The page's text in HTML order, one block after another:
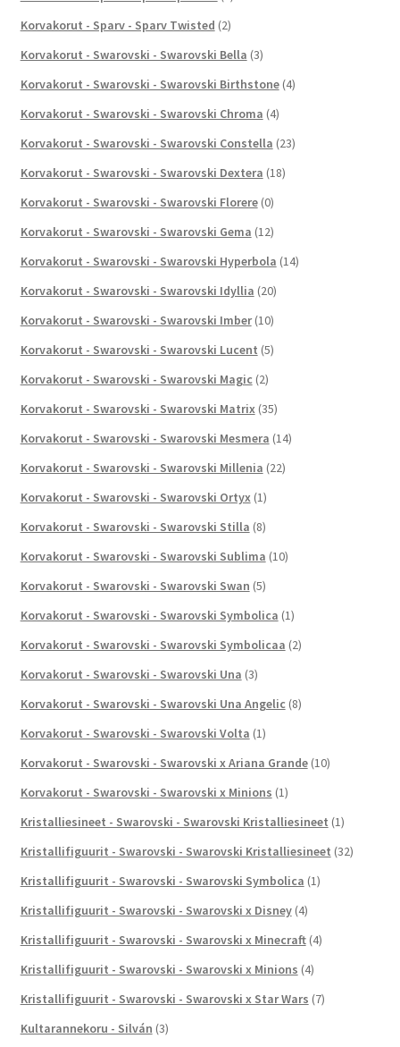
Korvakorut - Sparv - Sparv Twisted (2)
Korvakorut - Swarovski - Swarovski Bella (3)
Korvakorut - Swarovski - Swarovski Birthstone (4)
Korvakorut - Swarovski - Swarovski Chroma (4)
Korvakorut - Swarovski - Swarovski Constella (23)
Korvakorut - Swarovski - Swarovski Dextera (18)
Korvakorut - Swarovski - Swarovski Florere (0)
Korvakorut - Swarovski - Swarovski Gema (12)
Korvakorut - Swarovski - Swarovski Hyperbola (14)
Korvakorut - Swarovski - Swarovski Idyllia (20)
Korvakorut - Swarovski - Swarovski Imber (10)
Korvakorut - Swarovski - Swarovski Lucent (5)
Korvakorut - Swarovski - Swarovski Magic (2)
Korvakorut - Swarovski - Swarovski Matrix (35)
Korvakorut - Swarovski - Swarovski Mesmera (14)
Korvakorut - Swarovski - Swarovski Millenia (22)
Korvakorut - Swarovski - Swarovski Ortyx (1)
Korvakorut - Swarovski - Swarovski Stilla (8)
Korvakorut - Swarovski - Swarovski Sublima (10)
Korvakorut - Swarovski - Swarovski Swan (5)
Korvakorut - Swarovski - Swarovski Symbolica (1)
Korvakorut - Swarovski - Swarovski Symbolicaa (2)
Korvakorut - Swarovski - Swarovski Una (3)
Korvakorut - Swarovski - Swarovski Una Angelic (8)
Korvakorut - Swarovski - Swarovski Volta (1)
Korvakorut - Swarovski - Swarovski x Ariana Grande (10)
Korvakorut - Swarovski - Swarovski x Minions (1)
Kristalliesineet - Swarovski - Swarovski Kristalliesineet (1)
Kristallifiguurit - Swarovski - Swarovski Kristalliesineet (32)
Kristallifiguurit - Swarovski - Swarovski Symbolica (1)
Kristallifiguurit - Swarovski - Swarovski x Disney (4)
Kristallifiguurit - Swarovski - Swarovski x Minecraft (4)
Kristallifiguurit - Swarovski - Swarovski x Minions (4)
Kristallifiguurit - Swarovski - Swarovski x Star Wars (7)
Kultarannekoru - Silván (3)